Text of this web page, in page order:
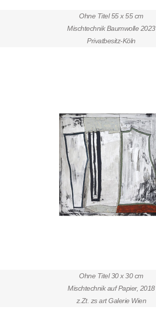
Ohne Titel 55 x 55 cm
Mischtechnik Baumwolle 2023
Privatbesitz-Köln
Ohne Titel 30 x 30 cm
Mischtechnik auf Papier, 2018
z.Zt. zs art Galerie Wien